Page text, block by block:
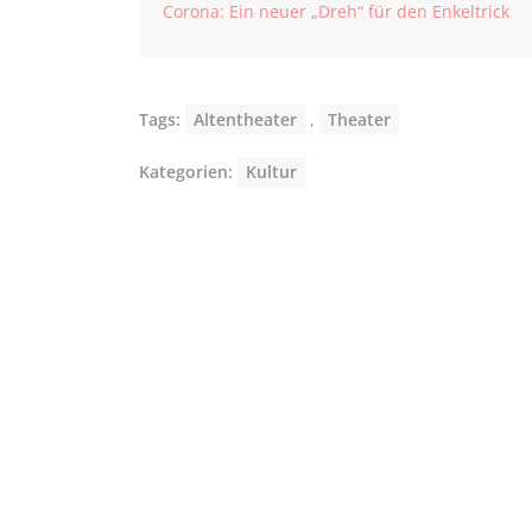
Corona: Ein neuer „Dreh“ für den Enkeltrick
Tags: Altentheater , Theater
Kategorien: Kultur